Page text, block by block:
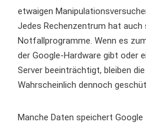
etwaigen
Jedes Rechenzentrum hat auch
Notfallprogramme. Wenn es
der Google-Hardware gibt oder
Server beeinträchtigt, bleiben
Wahrscheinlich dennoch
Manche Daten speichert